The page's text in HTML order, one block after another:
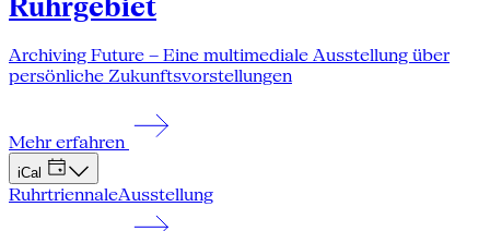
Ruhrgebiet
Archiving Future – Eine multimediale Ausstellung über
persönliche Zukunftsvorstellungen
Mehr erfahren
iCal
RuhrtriennaleAusstellung